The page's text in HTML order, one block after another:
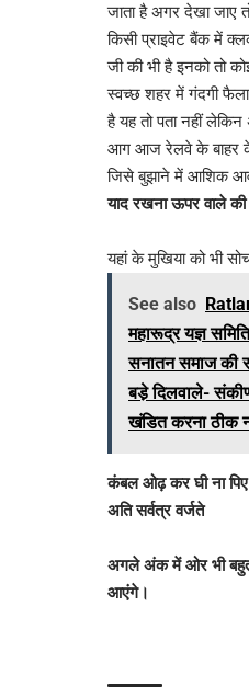
जाता है अगर देखा जाए
किसी प्राइवेट बैंक में
जी की भी है इनको तो
स्वच्छ शहर में गंदगी
है यह तो पता नहीं
आग आज रेलवे के बाहर
जिसे बुझाने में आशिक
याद रखना ऊपर वाले की
यहां के मुखिया को भी
See also
महारूद्र यज्ञ
सनातन समाज की
बडे़ दिलवाले-
खंडित करना ठीक
कंबल ओढ़ कर घी ना पिए
अति सर्वत्र वर्जते
अगले अंक में ओर भी
आएंगे।